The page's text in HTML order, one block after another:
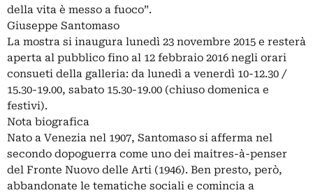
della vita è messo a fuoco”.
Giuseppe Santomaso
La mostra si inaugura lunedì 23 novembre 2015 e resterà
aperta al pubblico fino al 12 febbraio 2016 negli orari
consueti della galleria: da lunedì a venerdì 10-12.30 /
15.30-19.00, sabato 15.30-19.00 (chiuso domenica e
festivi).
Nota biografica
Nato a Venezia nel 1907, Santomaso si afferma nel
secondo dopoguerra come uno dei maitres-à-penser
del Fronte Nuovo delle Arti (1946). Ben presto, però,
abbandonate le tematiche sociali e comincia a